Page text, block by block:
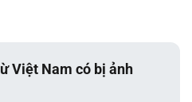
Việt Nam có bị ảnh